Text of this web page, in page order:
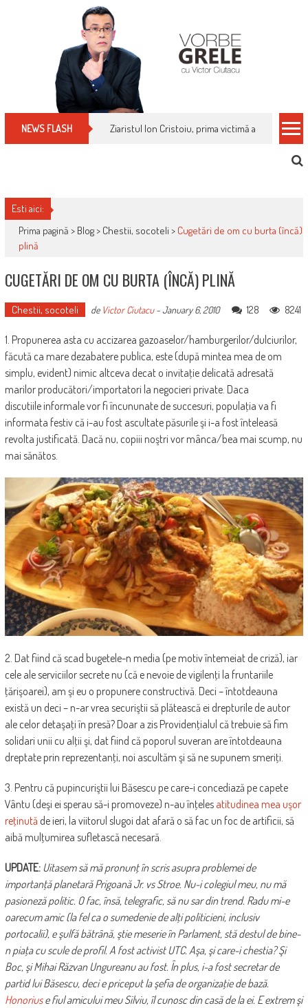
NEWS FLASH Cum îți schimbi, rapid, gratuit și eficient,
Esti aici:
Prima pagină > Blog> Chestii, socoteli > Cugetări de om cu burta (încă)
plină
CUGETĂRI DE OM CU BURTA (ÎNCĂ) PLINĂ
Chestii, socoteli de Victor Ciutacu-January 6, 2010 128 8241
1. Propunerea asta cu accizarea gazoaselor/hamburgerilor/dulciurilor,
făcută ca mare dezabatere publica, este (după mintea mea de om
simplu, evident) nimic altceva decat o invitaţie delicată adresată
marilor producători/importatori la negocieri private. Daca
discutiile informale vor fi încununate de succesuri, populaţia va fi
informata festiv că i-au fost ascultate păsurile şi i-a fost înteleasă
revolta justificată. Dacă nu, copiii noştri vor mânca/bea mai scump, nu
mai sănătos.
2. Dat fiind că scad bugetele-n media (pe motiv întemeiat de criză), iar
cele ale serviciilor secrete nu (că e nevoie de vigilenţi la fruntariile
ţărişoarei), am şi eu o propunere constructivă. Deci – întotdeauna
există un deci – n-ar vrea securiştii să plătească ei drepturile de autor
ale celor detaşaţi în presă? Doar a zis Providenţialul că trebuie să fim
solidari unii cu alţii şi, dat fiind că poporul suveran are întotdeauna
dreptate prin reprezentanţi, noi ascultăm şi să ne supunem smeriţi.
3. Pentru că pupincuriştii lui Băsescu pe care-i concediază pe capete
Vântu (deşi ei sperau să-i promoveze) n-au înţeles atitudinea mea uşor
reţinută de ieri, la viitorul slugoi dat afară o să fac un foc de artificii, să
aibă mulţumirea sufletască necesară.
UPDATE: Uitasem să mă pronunţ în scris asupra problemei de
importanţă planetară Prigoană Jr. vs Stroe. Nu-i colegiul meu, nu mă
pasioneză politic. O fac, însă, telegrafic, să nu sar din trend. Radu mi-e
oarecum amic (la fel ca o sumedenie de alţi politicieni, inclusiv
portocalii), e şulfă bătrână, ştie meserie în Parlament, stă destul de bine-
n piaţa cu scule de profil. A fost activist UTC. Aşa, şi care-i chestia? Şi
Boc, şi Mihai Răzvan Ungureanu au fost. În plus, i-a fost secretar de
partid lui Băsescu, deci e priceput la şefia de organizaţie de bază.
Honoriuse fiul amicului meu Silviu, îl cunosc din casă de la ei. E extrem şi